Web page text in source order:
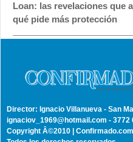
Loan: las revelaciones que
qué pide más protección
Director: Ignacio Villanueva - San
ignaciov_1969@hotmail.com - 3772
Copyright Â©2010 |